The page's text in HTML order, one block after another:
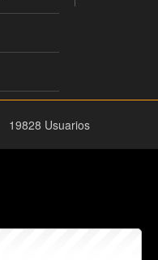
19828 Usuarios